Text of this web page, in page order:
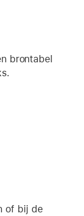
brontabel
of bij de